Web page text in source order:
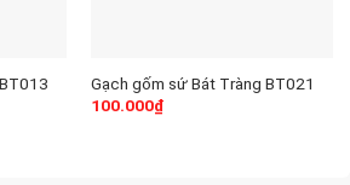
Gạch gốm sứ Bát Tràng BT021
100.000₫